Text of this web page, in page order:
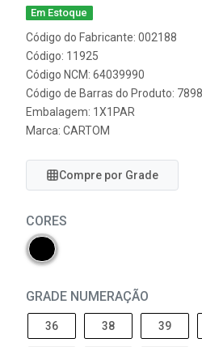
Em Estoque
Código do Fabricante: 002188
Código: 11925
Código NCM: 64039990
Código de Barras do Produto:
Embalagem: 1X1PAR
Marca: CARTOM
Compre por Grade
CORES
GRADE NUMERAÇÃO
36 38 39